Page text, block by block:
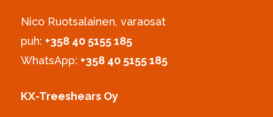
Nico Ruotsalainen, varaosat
puh: ‪+358 40 5155 185‬
WhatsApp: +358 40 5155 185
KX-Treeshears Oy